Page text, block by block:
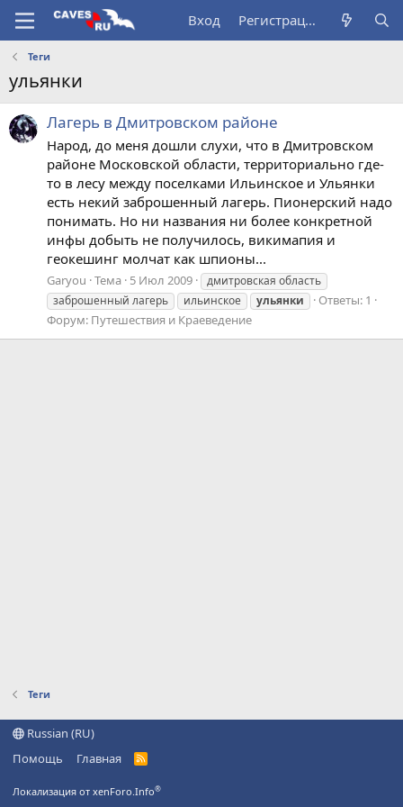
Вход Регистрация
Теги
ульянки
Лагерь в Дмитровском районе
Народ, до меня дошли слухи, что в Дмитровском
районе Московской области, территориально где-
то в лесу между поселками Ильинское и Ульянки
есть некий заброшенный лагерь. Пионерский надо
понимать. Но ни названия ни более конкретной
инфы добыть не получилось, викимапия и
геокешинг молчат как шпионы...
Garyou Тема 5 Июл 2009
дмитровская область
заброшенный лагерь
ильинское ульянки
Ответы: 1
Форум: Путешествия и Краеведение
Теги
Russian (RU)
Помощь
Главная
R
Локализация от xenForo.Info®